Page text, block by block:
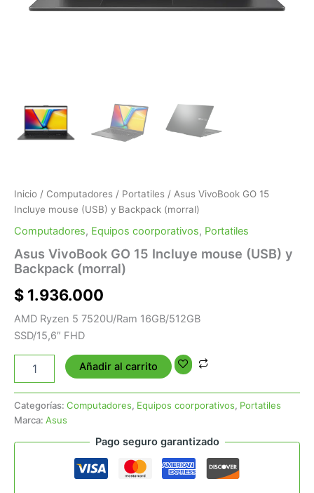
Inicio / Computadores / Portatiles / Asus VivoBook GO 15
Incluye mouse (USB) y Backpack (morral)
Computadores, Equipos coorporativos, Portatiles
Asus VivoBook GO 15 Incluye mouse (USB) y
Backpack (morral)
$ 1.936.000
AMD Ryzen 5 7520U/Ram 16GB/512GB
SSD/15,6″ FHD
Añadir al carrito
Categorías: Computadores, Equipos coorporativos, Portatiles
Marca: Asus
Pago seguro garantizado